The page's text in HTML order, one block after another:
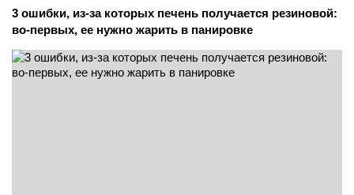
3 ошибки, из-за которых печень получается резиновой:
во-первых, ее нужно жарить в панировке